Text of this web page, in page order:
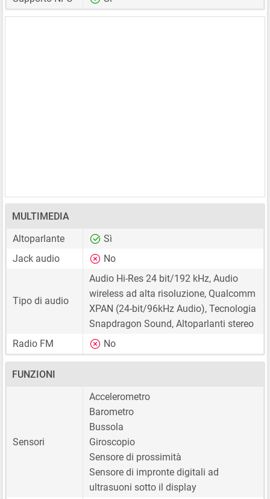
MULTIMEDIA
Altoparlante
Sì
Jack audio
No
Tipo di audio
Audio Hi-Res 24 bit/192 kHz, Audio
wireless ad alta risoluzione, Qualcomm
XPAN (24-bit/96kHz Audio), Tecnologia
Snapdragon Sound, Altoparlanti stereo
Radio FM
No
FUNZIONI
Sensori
Accelerometro
Barometro
Bussola
Giroscopio
Sensore di prossimità
Sensore di impronte digitali ad
ultrasuoni sotto il display